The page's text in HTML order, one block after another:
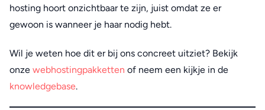
hosting hoort onzichtbaar te zijn, juist omdat ze er
gewoon is wanneer je haar nodig hebt.
Wil je weten hoe dit er bij ons concreet uitziet? Bekijk
onze webhostingpakketten of neem een kijkje in de
knowledgebase.